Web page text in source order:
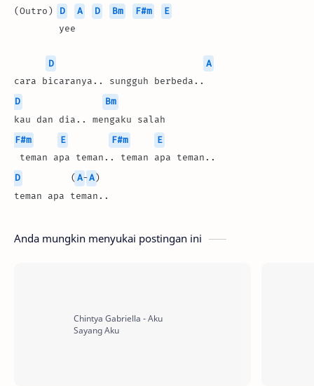
(Outro) D A D Bm F#m
E
        yee
D
A
cara bicaranya.. sungguh berbeda..
D
Bm
kau dan dia.. mengaku salah
F#m
E F#m
E
teman apa teman.. teman apa teman..
D
         (
A-A )
teman apa teman..
Anda mungkin menyukai postingan ini